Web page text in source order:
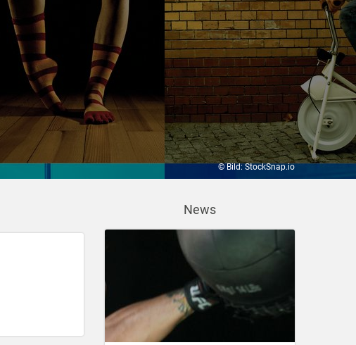
© Bild: StockSnap.io
News